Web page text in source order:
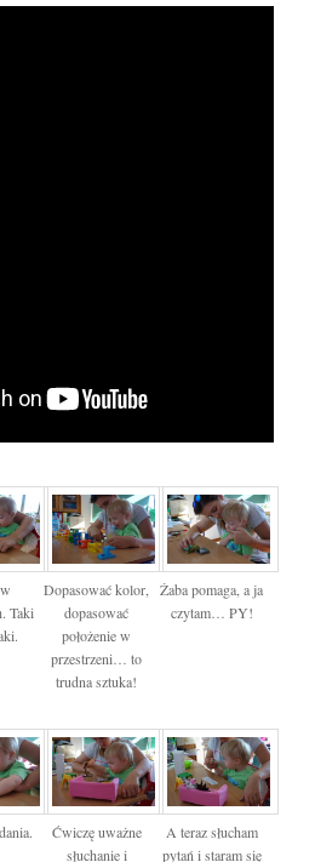
Taki
Dopasować kolor,
dopasować
położenie w
przestrzeni… to
trudna sztuka!
Żaba pomaga, a ja
czytam… PY!
Ćwiczę uważne
słuchanie i
A teraz słucham
pytań i staram się